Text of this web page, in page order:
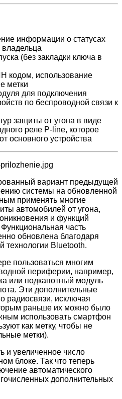
информации о статусах
(без закладки ключа в
кодом, использование
метки
для подключения
по беспроводной связи к
защиты от угона в виде
реле P-line, которое
основного устройства
вариант предыдущей
системы на обновленной
применять многие
автомобилей от угона,
и функций
часть
обновлена благодаря
технологии Bluetooth.
пользоваться многим
периферии, например,
или подкапотный модуль
Эти дополнительные
радиосвязи, исключая
раньше их можно было
использовать смартфон
как метку, чтобы не
метки).
и увеличенное число
блоке. Так что теперь
автоматического
дополнительных